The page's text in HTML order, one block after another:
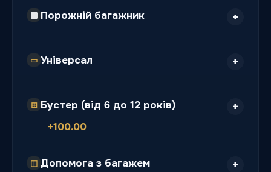
Порожній багажник
▭ Універсал
⊞ Бустер (від 6 до 12 років)
+100.00
◫ Допомога з багажем